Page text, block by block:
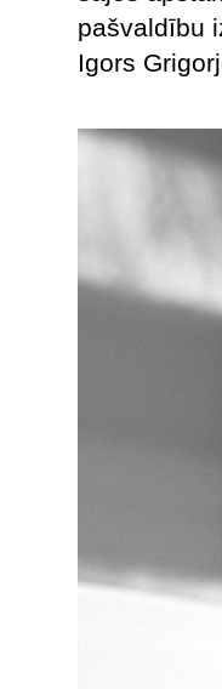
pašvaldību
Igors